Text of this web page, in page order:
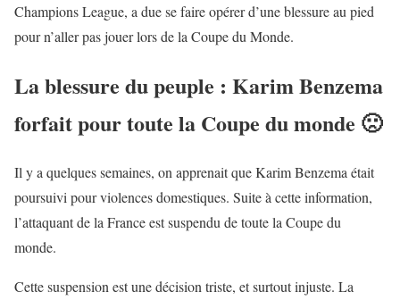
Champions League, a due se faire opérer d’une blessure au pied
pour n’aller pas jouer lors de la Coupe du Monde.
La blessure du peuple : Karim Benzema
forfait pour toute la Coupe du monde 🙁
Il y a quelques semaines, on apprenait que Karim Benzema était
poursuivi pour violences domestiques. Suite à cette information,
l’attaquant de la France est suspendu de toute la Coupe du
monde.
Cette suspension est une décision triste, et surtout injuste. La